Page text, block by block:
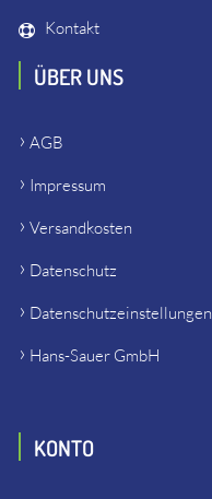
Kontakt
ÜBER UNS
AGB
Impressum
Versandkosten
Datenschutz
Datenschutzeinstellungen
Hans-Sauer GmbH
KONTO